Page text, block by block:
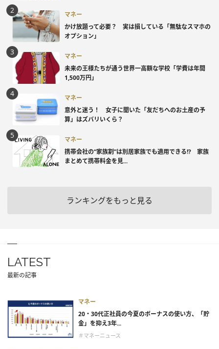
マネー
かけ放題って必要？ 実は損している「無駄なスマホの
オプション」
マネー
未来の王様たちが通う世界一高額な学校「学費は年間
1,500万円」
マネー
意外と迷う！ 女子に聞いた「友だちへのお土産の予
算」はズバリいくら？
マネー
携帯会社の“家族割”は別居家族でも適用できる!? 家族
まとめて携帯料金を見...
ランキングをもっと見る
LATEST
最新の記事
マネー
20・30代正社員の今夏のボーナスの使い方、「貯
金」を抑え3年...
＃マネーニュース